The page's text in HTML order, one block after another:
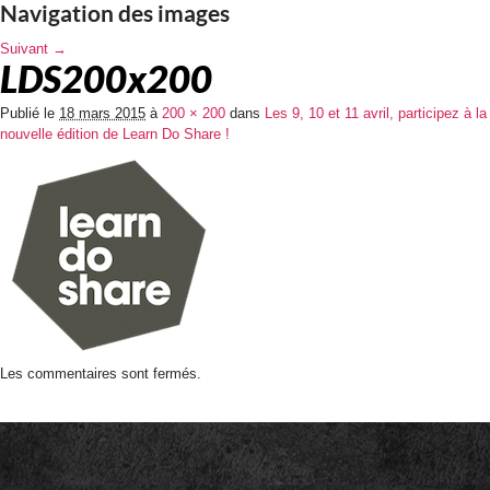
Navigation des images
Suivant →
LDS200x200
Publié le 18 mars 2015 à 200 × 200 dans Les 9, 10 et 11 avril, participez à la
nouvelle édition de Learn Do Share !
Les commentaires sont fermés.